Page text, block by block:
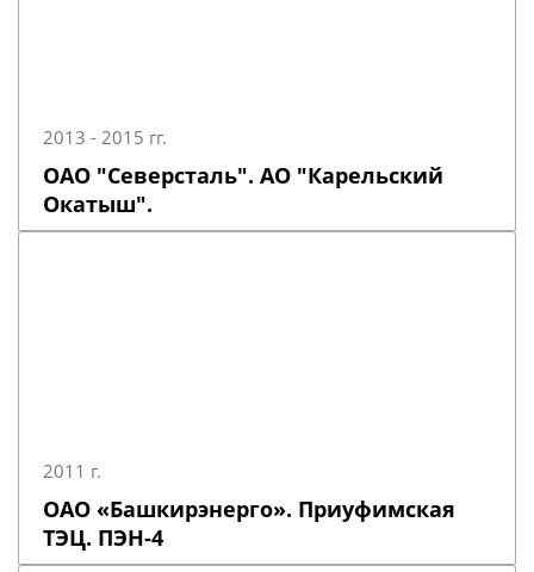
2013 - 2015 гг.
ОАО "Северсталь". АО "Карельский
Окатыш".
2011 г.
ОАО «Башкирэнерго». Приуфимская
ТЭЦ. ПЭН-4